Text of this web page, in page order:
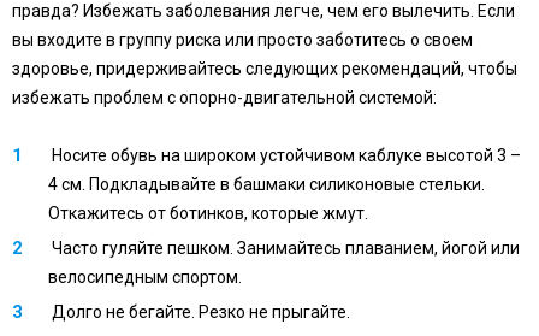
правда? Избежать заболевания легче, чем его вылечить. Если
вы входите в группу риска или просто заботитесь о своем
здоровье, придерживайтесь следующих рекомендаций, чтобы
избежать проблем с опорно-двигательной системой:
Носите обувь на широком устойчивом каблуке высотой 3 –
4 см. Подкладывайте в башмаки силиконовые стельки.
Откажитесь от ботинков, которые жмут.
Часто гуляйте пешком. Занимайтесь плаванием, йогой или
велосипедным спортом.
Долго не бегайте. Резко не прыгайте.